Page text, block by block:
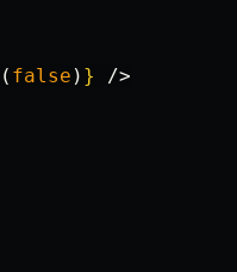
( false ) }
/>